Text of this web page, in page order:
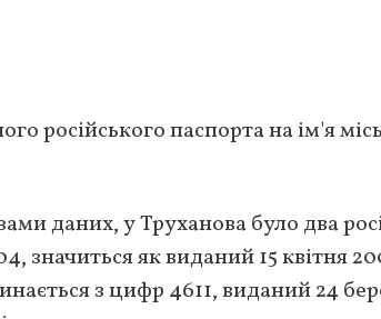
російського паспорта на ім'я
даних, у Труханова було два
значиться як виданий 15 квітня
з цифр 4611, виданий 24